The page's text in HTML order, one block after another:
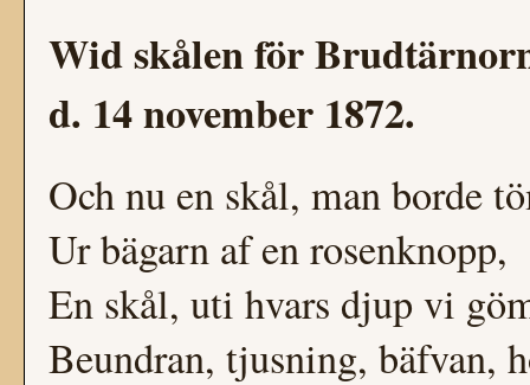
Wid skålen för
d. 14 november 1872.
Och nu en skål, man borde
Ur bägarn af en rosenknopp,
En skål, uti hvars djup vi
Beundran, tjusning, bäfvan,